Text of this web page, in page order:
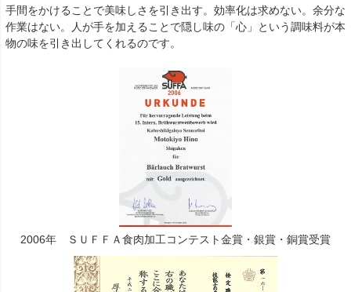
手間をかけることで美味しさを引き出す。効率化は求めない。余分な
作業はない。人が手を加えることで隠し味の「心」という調味料が本
物の味を引き出してくれるのです。
2006年 ＳＵＦＦＡ食肉加工コンテスト金賞・銀賞・銅賞受賞